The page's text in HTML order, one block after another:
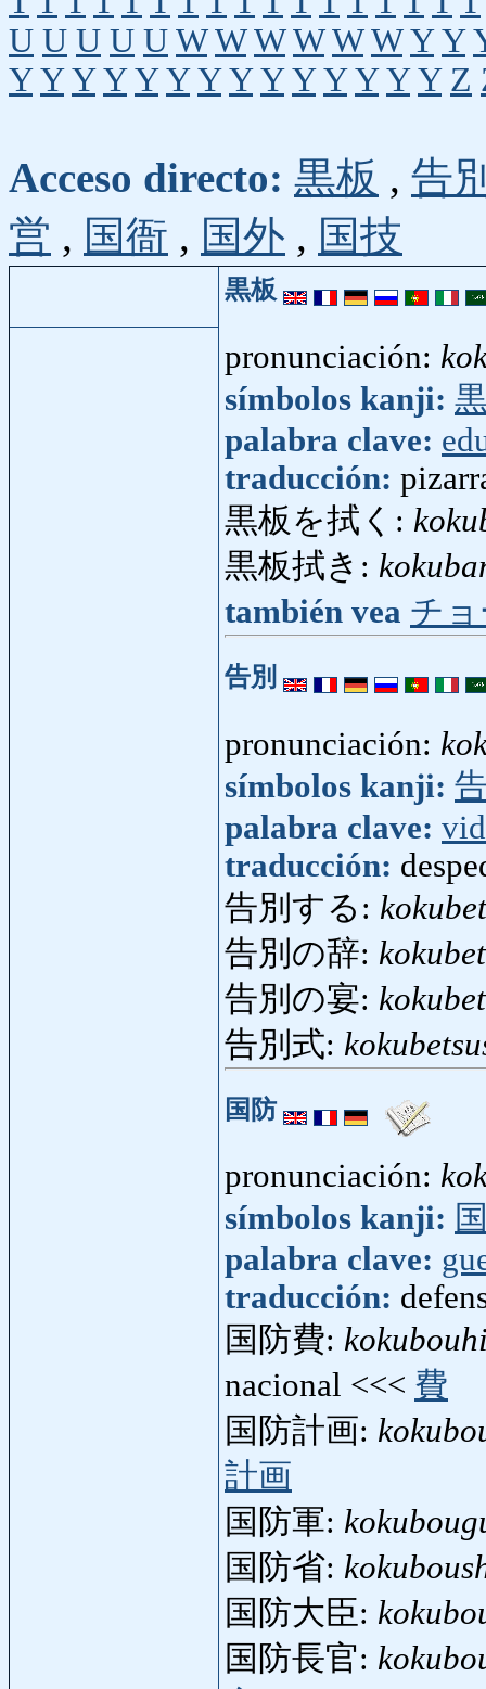
U U U U U W W W W W W Y Y
Y Y Y Y Y Y Y Y Y Y Y Y Y Y Z
Acceso directo: 黒板 , 告
営 , 国衙 , 国外 , 国技
黒板
pronunciación:
símbolos kanji:
palabra clave:
traducción:
黒板を拭く:
黒板拭き:
también vea チ
告別
pronunciación:
símbolos kanji:
palabra clave:
traducción:
告別する:
告別の辞:
告別の宴:
告別式:
国防
pronunciación:
símbolos kanji:
palabra clave:
traducción:
国防費:
nacional <<< 費
国防計画:
計画
国防軍:
国防省:
国防大臣:
国防長官: